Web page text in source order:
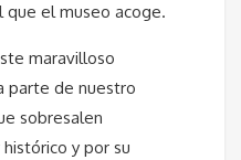
el museo acoge.
maravilloso
parte de nuestro
sobresalen
y por su